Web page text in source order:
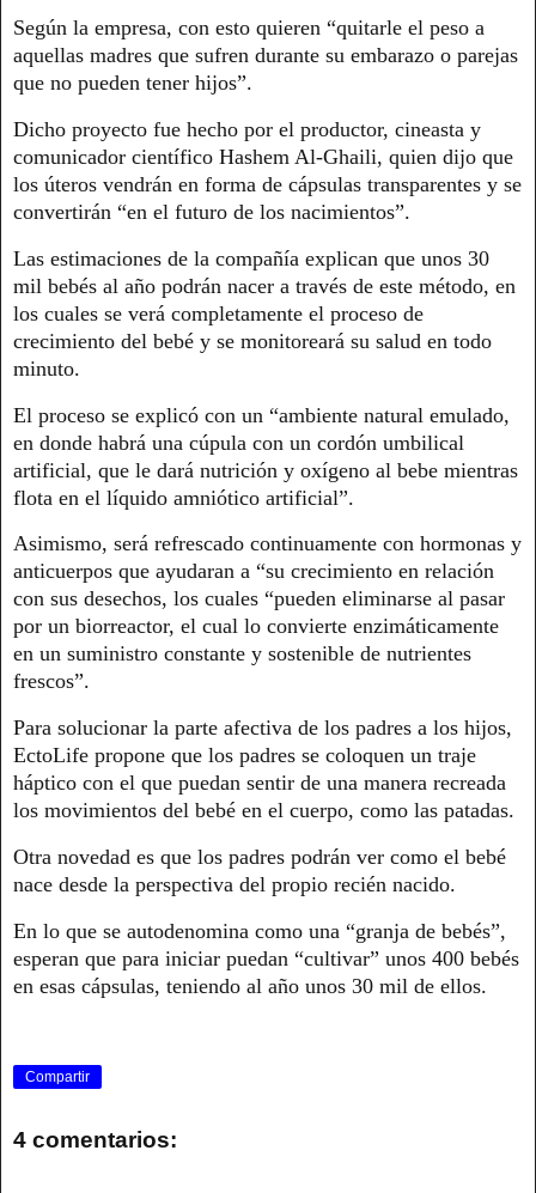
Según la empresa, con esto quieren “quitarle el peso a
aquellas madres que sufren durante su embarazo o parejas
que no pueden tener hijos”.
Dicho proyecto fue hecho por el productor, cineasta y
comunicador científico Hashem Al-Ghaili, quien dijo que
los úteros vendrán en forma de cápsulas transparentes y se
convertirán “en el futuro de los nacimientos”.
Las estimaciones de la compañía explican que unos 30
mil bebés al año podrán nacer a través de este método, en
los cuales se verá completamente el proceso de
crecimiento del bebé y se monitoreará su salud en todo
minuto.
El proceso se explicó con un “ambiente natural emulado,
en donde habrá una cúpula con un cordón umbilical
artificial, que le dará nutrición y oxígeno al bebe mientras
flota en el líquido amniótico artificial”.
Asimismo, será refrescado continuamente con hormonas y
anticuerpos que ayudaran a “su crecimiento en relación
con sus desechos, los cuales “pueden eliminarse al pasar
por un biorreactor, el cual lo convierte enzimáticamente
en un suministro constante y sostenible de nutrientes
frescos”.
Para solucionar la parte afectiva de los padres a los hijos,
EctoLife propone que los padres se coloquen un traje
háptico con el que puedan sentir de una manera recreada
los movimientos del bebé en el cuerpo, como las patadas.
Otra novedad es que los padres podrán ver como el bebé
nace desde la perspectiva del propio recién nacido.
En lo que se autodenomina como una “granja de bebés”,
esperan que para iniciar puedan “cultivar” unos 400 bebés
en esas cápsulas, teniendo al año unos 30 mil de ellos.
Compartir
4 comentarios: